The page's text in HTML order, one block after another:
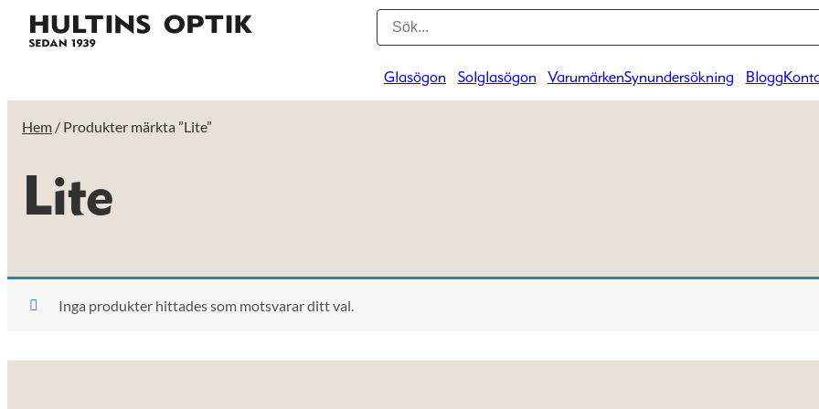
Glasögon Solglasögon VarumärkenSynundersökning Blogg
Hem / Produkter märkta ”Lite”
Lite
Inga produkter hittades som motsvarar ditt val.